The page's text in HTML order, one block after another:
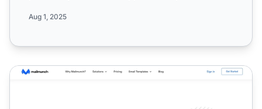
Aug 1, 2025
Programme d'affiliation Mailmunch